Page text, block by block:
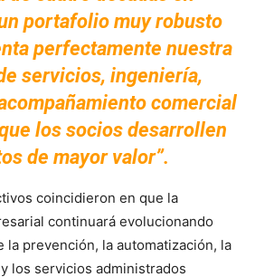
portafolio muy robusto
perfectamente nuestra
servicios, ingeniería,
comercial
los socios desarrollen
de mayor valor”.
coincidieron en que la
continuará evolucionando
la prevención, la automatización, la
los servicios administrados